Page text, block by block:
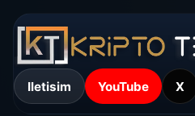
Iletisim YouTube X